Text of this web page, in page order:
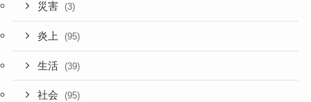
災害 (3)
炎上 (95)
生活 (39)
社会 (95)